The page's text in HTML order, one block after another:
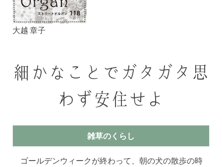
大越 章子
細かなことでガタガタ思
わず安住せよ
雑草のくらし
ゴールデンウィークが終わって、朝の犬の散歩の時